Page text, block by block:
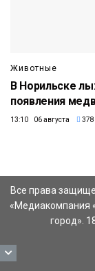
Животные
В Норильске
появления
13:10 06 августа 378
Все права
«Медиакомпания
город».